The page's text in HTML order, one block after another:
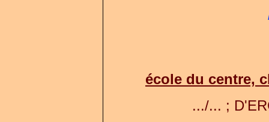
école du centre,
.../... ;